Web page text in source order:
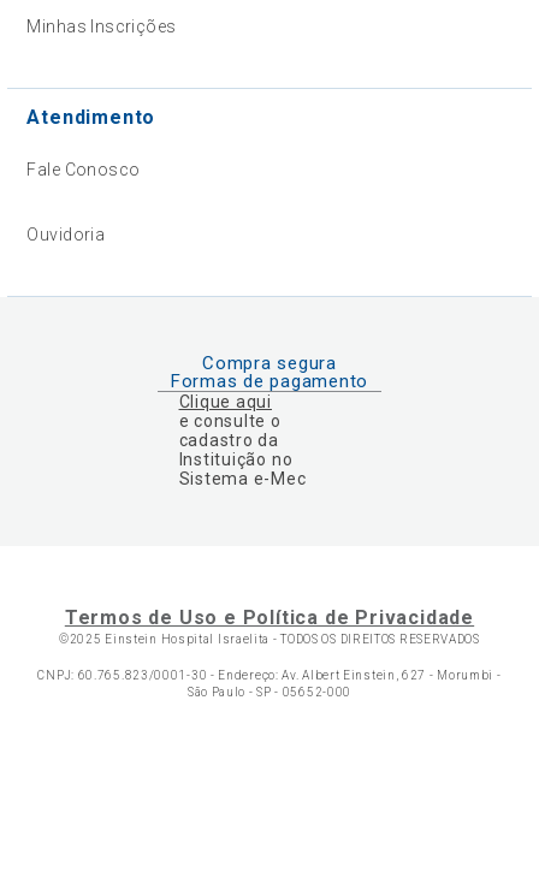
Minhas Inscrições
Atendimento
Fale Conosco
Ouvidoria
Compra segura
Formas de pagamento
Clique aqui
e consulte o
cadastro da
Instituição no
Sistema e-Mec
Termos de Uso e Política de Privacidade
©2025 Einstein Hospital Israelita -TODOS OS DIREITOS RESERVADOS
CNPJ: 60.765.823/0001-30 - Endereço: Av. Albert Einstein, 627 - Morumbi -
São Paulo - SP - 05652-000